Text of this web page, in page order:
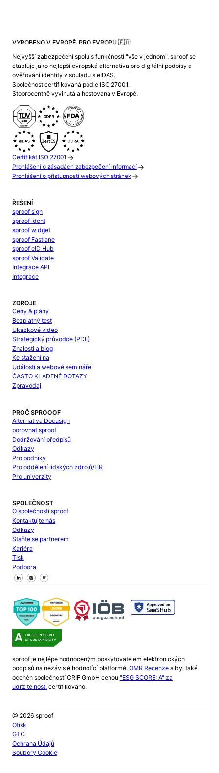
VYROBENO V EVROPĚ. PRO EVROPU 🇪🇺
Nejvyšší zabezpečení spolu s funkčností "vše v jednom". sproof se
etabluje jako nejlepší evropská alternativa pro digitální podpisy a
ověřování identity v souladu s eIDAS.
Společnost certifikovaná podle ISO 27001.
Stoprocentně vyvinutá a hostovaná v Evropě.
Certifikát ISO 27001
Prohlášení o zásadách zabezpečení informací
Prohlášení o přístupnosti webových stránek
ŘEŠENÍ
sproof sign
sproof ident
sproof widget
sproof Fastlane
sproof eID Hub
sproof Validate
Integrace API
Integrace
ZDROJE
Ceny & plány
Bezplatný test
Ukázkové video
Strategický průvodce (PDF)
Znalosti a blog
Ke stažení na
Události a webové semináře
ČASTO KLADENÉ DOTAZY
Zpravodaj
PROČ SPROOOF
Alternativa Docusign
porovnat sproof
Dodržování předpisů
Odkazy
Pro podniky
Pro oddělení lidských zdrojů/HR
Pro univerzity
SPOLEČNOST
O společnosti sproof
Kontaktujte nás
Odkazy
Staňte se partnerem
Kariéra
Tisk
Podpora
Sledujte nás na Facebooku
Sledujte nás na X
Sledujte nás na LinkedIn
sproof je nejlépe hodnoceným poskytovatelem elektronických
podpisů na nezávislé hodnotící platformě. OMR Recenzea byl také
oceněn společností CRIF GmbH cenou "ESG SCORE: A" za
udržitelnost.certifikováno.
@ 2026 sproof
Otisk
GTC
Ochrana Údajů
Soubory Cookie